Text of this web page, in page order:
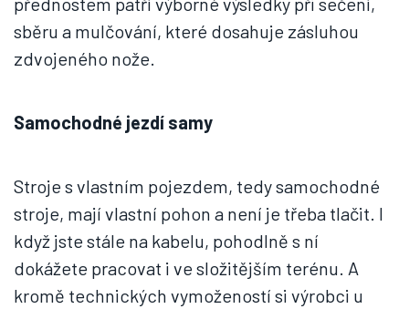
sběru a mulčování, které dosahuje zásluhou
zdvojeného nože.
Samochodné jezdí samy
Stroje s vlastním pojezdem, tedy samochodné
stroje, mají vlastní pohon a není je třeba tlačit. I
když jste stále na kabelu, pohodlně s ní
dokážete pracovat i ve složitějším terénu. A
kromě technických vymožeností si výrobci u